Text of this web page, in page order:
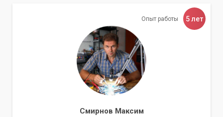
Опыт работы 5 лет
Смирнов Максим